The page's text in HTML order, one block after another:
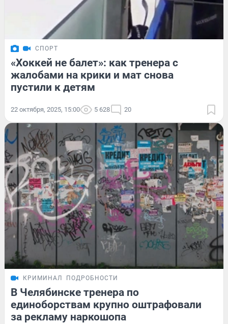
СПОРТ
«Хоккей не балет»: как тренера с
жалобами на крики и мат снова
пустили к детям
22 октября, 2025, 15:00 5 628 20
КРИМИНАЛ ПОДРОБНОСТИ
В Челябинске тренера по
единоборствам крупно оштрафовали
за рекламу наркошопа